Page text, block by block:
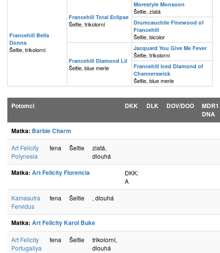
Francehill Bella
Donna
Šeltie, trikolorní
Francehill Total Eclipse
Šeltie, trikolorní
Morestyle Monsoon
Šeltie, zlatá
Drumcauchlie Finewood of
Francehill
Šeltie, bicolor
Francehill Diamond Lil
Šeltie, blue merle
Jacquard You Give Me Fever
Šeltie, trikolorní
Francehill Iced Diamond of
Channerswick
Šeltie, blue merle
Potomci DKK DLK DOV/DOO
MDR1
DNA
Matka: Barbie Charm
Art Felicity
Polynesia
fena Šeltie
zlatá,
dlouhá
Matka: Art Felicity Florencia
DKK:
A
Kamasutra
Fervidus
fena Šeltie , dlouhá
Matka: Art Felicity Karol Buke
Art Felicity
Portugaliya
fena Šeltie
trikolorní,
dlouhá